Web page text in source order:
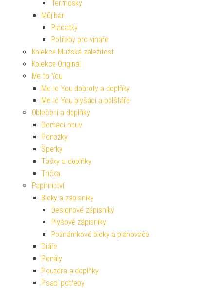
Termosky
Můj bar
Placatky
Potřeby pro vinaře
Kolekce Mužská záležitost
Kolekce Originál
Me to You
Me to You dobroty a doplňky
Me to You plyšáci a polštáře
Oblečení a doplňky
Domácí obuv
Ponožky
Šperky
Tašky a doplňky
Trička
Papírnictví
Bloky a zápisníky
Designové zápisníky
Plyšové zápisníky
Poznámkové bloky a plánovače
Diáře
Penály
Pouzdra a doplňky
Psací potřeby